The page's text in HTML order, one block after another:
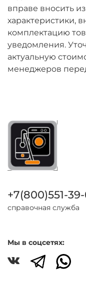
Перед
настоятельно
маркировку на
бойлера с
Несоответствие
некорректной
но подбирается
документации. В
Цены на товары
высокой
вправе вносить
характеристики,
комплектацию
уведомления.
актуальную
менеджеров
+7(800)551-
справочная служба
Мы в соцсетях: